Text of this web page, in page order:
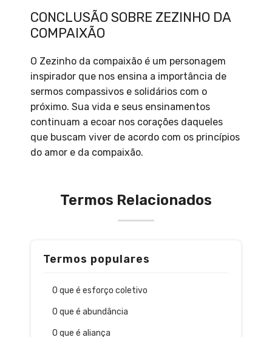
CONCLUSÃO SOBRE ZEZINHO DA
COMPAIXÃO
O Zezinho da compaixão é um personagem
inspirador que nos ensina a importância de
sermos compassivos e solidários com o
próximo. Sua vida e seus ensinamentos
continuam a ecoar nos corações daqueles
que buscam viver de acordo com os princípios
do amor e da compaixão.
Termos Relacionados
Termos populares
O que é esforço coletivo
O que é abundância
O que é aliança